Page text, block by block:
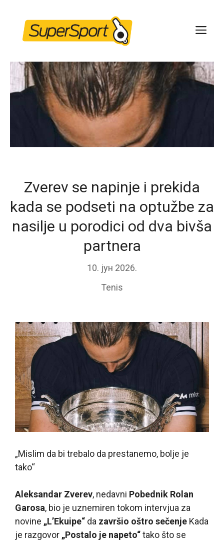
content
Zverev se napinje i prekida
kada se podseti na optužbe za
nasilje u porodici od dva bivša
partnera
10. јун 2026.
Tenis
„Mislim da bi trebalo da prestanemo, bolje je
tako“
Aleksandar Zverev, nedavni Pobednik Rolan
Garosa, bio je uznemiren tokom intervjua za
novine „L’Ekuipe“ da završio oštro sečenje Kada
je razgovor „Postalo je napeto“tako što se